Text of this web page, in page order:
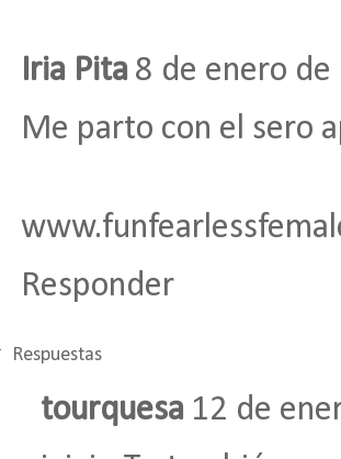
Iria Pita 8 de enero
Me parto con el sero
Responder
Respuestas
tourquesa 12 de